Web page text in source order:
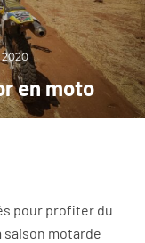
2020
en moto
pour profiter du
saison motarde